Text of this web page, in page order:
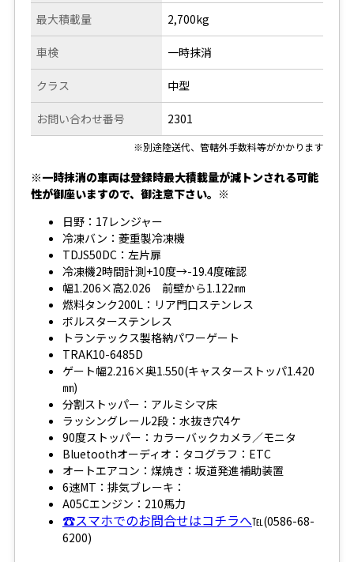
最大積載量
車検
クラス
お問い合わせ番号
2,700kg
一時抹消
中型
2301
※別途陸送代、管轄外手数料等がかかります
※一時抹消の車両は登録時最大積載量が減トンされる可能
性が御座いますので、御注意下さい。※
日野：17レンジャー
冷凍バン：菱重製冷凍機
TDJS50DC：左片扉
冷凍機2時間計測+10度→-19.4度確認
幅1.206×高2.026 前壁から1.122㎜
燃料タンク200L：リア門口ステンレス
ボルスターステンレス
トランテックス製格納パワーゲート
TRAK10-6485D
ゲート幅2.216×奥1.550(キャスターストッパ1.420
㎜)
分割ストッパー：アルミシマ床
ラッシングレール2段：水抜き穴4ケ
90度ストッパー：カラーバックカメラ／モニタ
Bluetoothオーディオ：タコグラフ：ETC
オートエアコン：煤焼き：坂道発進補助装置
6速MT：排気ブレーキ：
A05Cエンジン：210馬力
☎スマホでのお問合せはコチラへ℡(0586-68-
6200)